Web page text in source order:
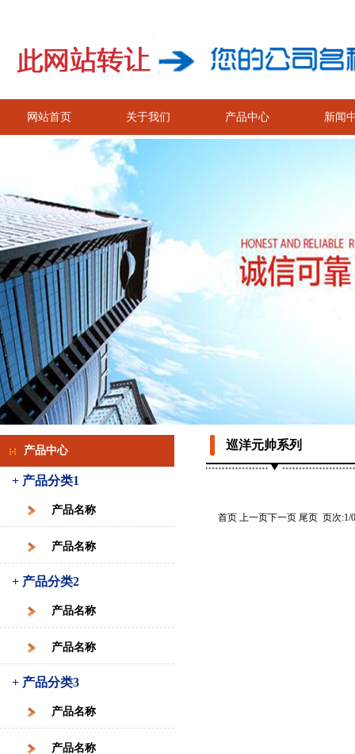
网站首页 关于我们 产品中心 新闻
产品中心
+ 产品分类1
产品名称
产品名称
+ 产品分类2
产品名称
产品名称
+ 产品分类3
产品名称
产品名称
巡洋元帅系列
首页 上一页下一页 尾页 页次:1/